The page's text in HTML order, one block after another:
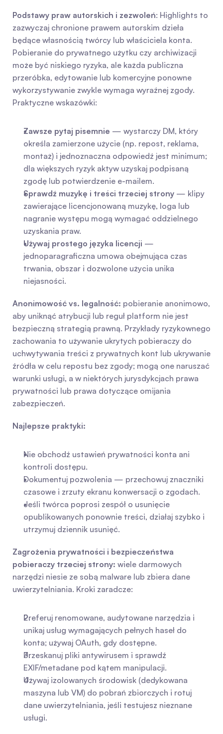
Podstawy praw autorskich i zezwoleń: Highlights to
zazwyczaj chronione prawem autorskim dzieła
będące własnością twórcy lub właściciela konta.
Pobieranie do prywatnego użytku czy archiwizacji
może być niskiego ryzyka, ale każda publiczna
przeróbka, edytowanie lub komercyjne ponowne
wykorzystywanie zwykle wymaga wyraźnej zgody.
Praktyczne wskazówki:
Zawsze pytaj pisemnie — wystarczy DM, który
określa zamierzone użycie (np. repost, reklama,
montaż) i jednoznaczna odpowiedź jest minimum;
dla większych ryzyk aktyw uzyskaj podpisaną
zgodę lub potwierdzenie e-mailem.
Sprawdź muzykę i treści trzeciej strony — klipy
zawierające licencjonowaną muzykę, loga lub
nagranie występu mogą wymagać oddzielnego
uzyskania praw.
Używaj prostego języka licencji —
jednoparagraficzna umowa obejmująca czas
trwania, obszar i dozwolone użycia unika
niejasności.
Anonimowość vs. legalność: pobieranie anonimowo,
aby uniknąć atrybucji lub reguł platform nie jest
bezpieczną strategią prawną. Przykłady ryzykownego
zachowania to używanie ukrytych pobieraczy do
uchwytywania treści z prywatnych kont lub ukrywanie
źródła w celu repostu bez zgody; mogą one naruszać
warunki usługi, a w niektórych jurysdykcjach prawa
prywatności lub prawa dotyczące omijania
zabezpieczeń.
Najlepsze praktyki:
Nie obchodź ustawień prywatności konta ani
kontroli dostępu.
Dokumentuj pozwolenia — przechowuj znaczniki
czasowe i zrzuty ekranu konwersacji o zgodach.
Jeśli twórca poprosi zespół o usunięcie
opublikowanych ponownie treści, działaj szybko i
utrzymuj dziennik usunięć.
Zagrożenia prywatności i bezpieczeństwa
pobieraczy trzeciej strony: wiele darmowych
narzędzi niesie ze sobą malware lub zbiera dane
uwierzytelniania. Kroki zaradcze:
Preferuj renomowane, audytowane narzędzia i
unikaj usług wymagających pełnych haseł do
konta; używaj OAuth, gdy dostępne.
Przeskanuj pliki antywirusem i sprawdź
EXIF/metadane pod kątem manipulacji.
Używaj izolowanych środowisk (dedykowana
maszyna lub VM) do pobrań zbiorczych i rotuj
dane uwierzytelniania, jeśli testujesz nieznane
usługi.